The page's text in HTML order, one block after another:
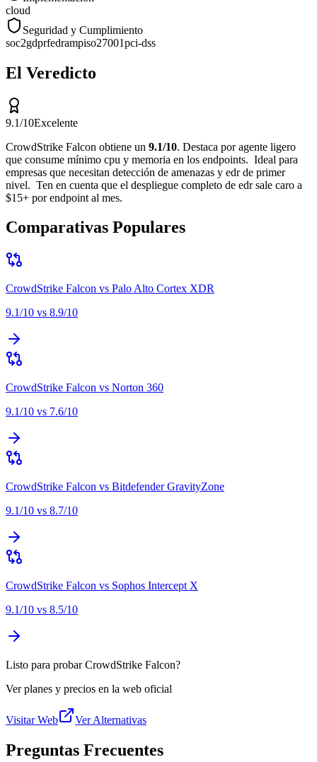
cloud
Seguridad y Cumplimiento
soc2gdprfedrampiso27001pci-dss
El Veredicto
9.1/10Excelente
CrowdStrike Falcon obtiene un 9.1/10. Destaca poragente ligero
que consume mínimo cpu y memoria en los endpoints. Ideal para
empresas que necesitan detección de amenazas y edr de primer
nivel. Ten en cuenta que el despliegue completo de edr sale caro a
$15+ por endpoint al mes.
Comparativas Populares
CrowdStrike Falcon vs Palo Alto Cortex XDR
9.1/10 vs 8.9/10
CrowdStrike Falcon vs Norton 360
9.1/10 vs 7.6/10
CrowdStrike Falcon vs Bitdefender GravityZone
9.1/10 vs 8.7/10
CrowdStrike Falcon vs Sophos Intercept X
9.1/10 vs 8.5/10
Listo para probar CrowdStrike Falcon?
Ver planes y precios en la web oficial
Visitar Web Ver Alternativas
Preguntas Frecuentes